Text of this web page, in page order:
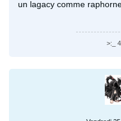
un lagacy comme
>:_